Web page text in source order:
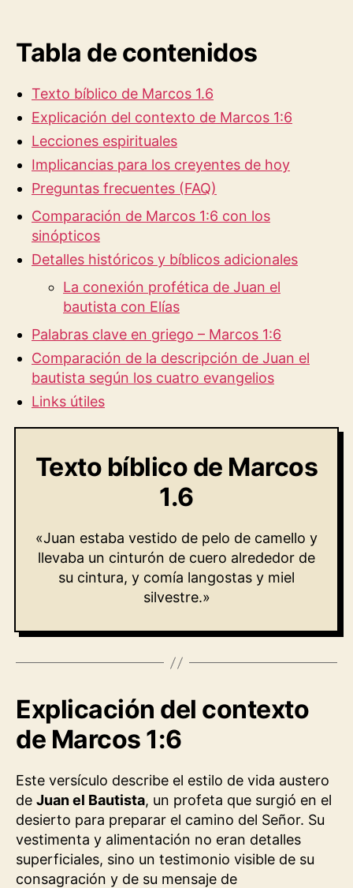
Tabla de contenidos
Texto bíblico de Marcos 1.6
Explicación del contexto de Marcos 1:6
Lecciones espirituales
Implicancias para los creyentes de hoy
Preguntas frecuentes (FAQ)
Comparación de Marcos 1:6 con los
sinópticos
Detalles históricos y bíblicos adicionales
La conexión profética de Juan el
bautista con Elías
Palabras clave en griego – Marcos 1:6
Comparación de la descripción de Juan el
bautista según los cuatro evangelios
Links útiles
Texto bíblico de Marcos
1.6
«Juan estaba vestido de pelo de camello y
llevaba un cinturón de cuero alrededor de
su cintura, y comía langostas y miel
silvestre.»
Explicación del contexto
de Marcos 1:6
Este versículo describe el estilo de vida austero
de Juan el Bautista, un profeta que surgió en el
desierto para preparar el camino del Señor. Su
vestimenta y alimentación no eran detalles
superficiales, sino un testimonio visible de su
consagración y de su mensaje de